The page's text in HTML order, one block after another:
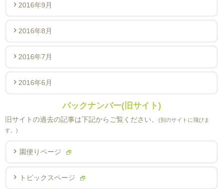
2016年9月
2016年8月
2016年7月
2016年6月
バックナンバー(旧サイト)
旧サイトの過去の記事は下記からご覧ください。
(別のサイトに飛びま
す。)
園便りページ
トピックスページ